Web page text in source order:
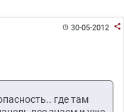
30-05-2012 
где там